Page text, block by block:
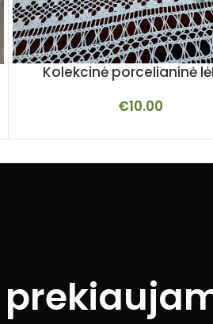
Kolekcinė porcelianinė
€10.00